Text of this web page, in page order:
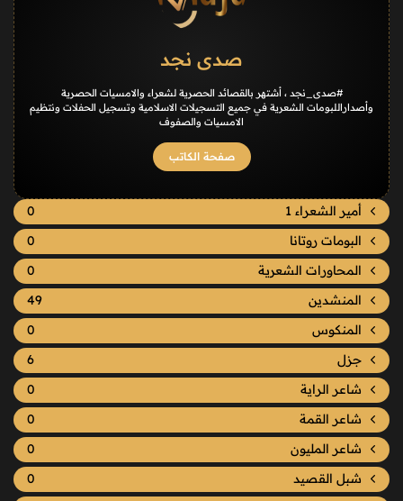
صدى نجد
#صدى_نجد ، أشتهر بالقصائد الحصرية لشعراء والامسيات الحصرية
وأصداراللبومات الشعرية في جميع التسجيلات الاسلامية وتسجيل الحفلات ونتظيم
الامسيات والصفوف
صفحة الكاتب
أمير الشعراء 1
0
البومات روتانا
0
المحاورات الشعرية
0
المنشدين
49
المنكوس
0
جزل
6
شاعر الراية
0
شاعر القمة
0
شاعر المليون
0
شبل القصيد
0